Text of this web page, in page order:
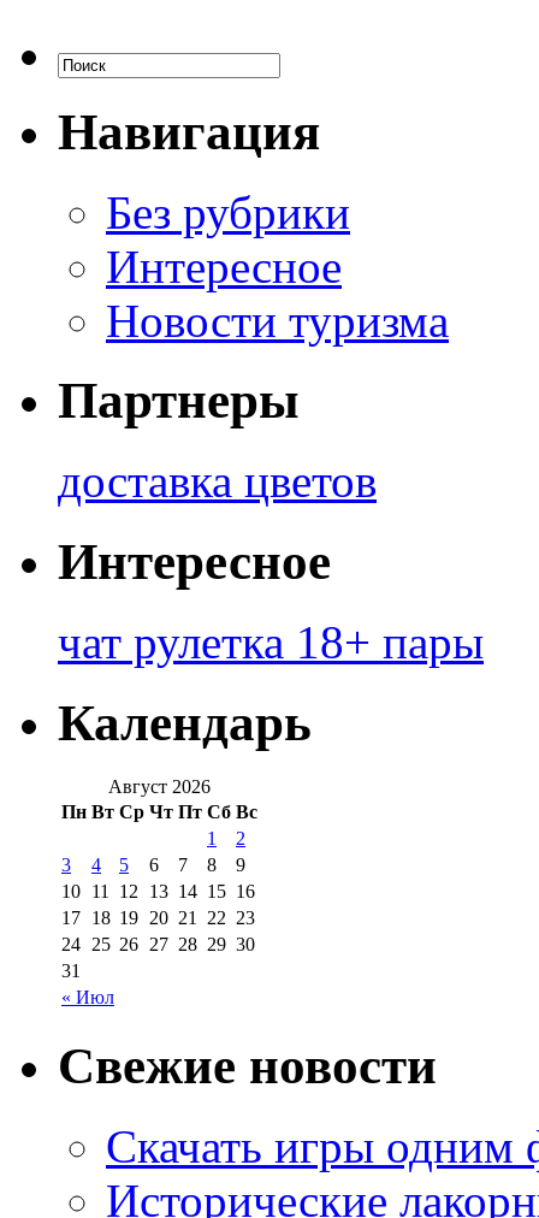
Навигация
Без рубрики
Интересное
Новости туризма
Партнеры
доставка цветов
Интересное
чат рулетка 18+ пары
Календарь
Август 2026
Пн Вт Ср Чт Пт Сб Вс
« Июл
1
2
3
4 5 6 7 8
9
10 11 12 13 14 15 16
17 18 19 20 21 22 23
24 25 26 27 28 29 30
31
Свежие новости
Скачать игры одним
Исторические